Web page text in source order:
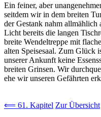
Ein feiner, aber
seitdem wir in dem breiten
der Gestank nahm allmählich
Licht bereits die langen
breite Wendeltreppe mit
alten Speisesaal. Zum Glück
unserer Ankunft keine
breiten Grinsen. Wir
ehe wir unseren Gefährten
⟸ 61. Kapitel Zur Übersicht